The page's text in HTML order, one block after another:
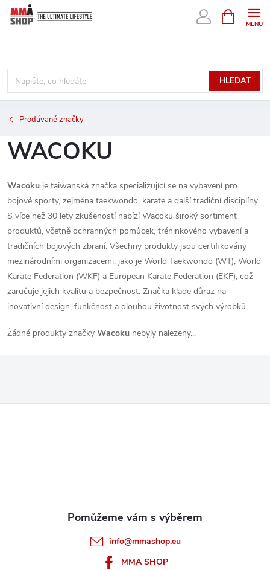
Přejít
HLEDAT
NÁKUPNÍ
KOŠÍK
Prodávané značky
WACOKU
Wacoku je taiwanská značka specializující se na vybavení pro
bojové sporty, zejména taekwondo, karate a další tradiční disciplíny.
S více než 30 lety zkušeností nabízí Wacoku široký sortiment
produktů, včetně ochranných pomůcek, tréninkového vybavení a
tradičních bojových zbraní. Všechny produkty jsou certifikovány
mezinárodními organizacemi, jako je World Taekwondo (WT), World
Karate Federation (WKF) a European Karate Federation (EKF), což
zaručuje jejich kvalitu a bezpečnost. Značka klade důraz na
inovativní design, funkčnost a dlouhou životnost svých výrobků.
Žádné produkty značky Wacoku nebyly nalezeny...
info@mmashop.eu
MMA SHOP